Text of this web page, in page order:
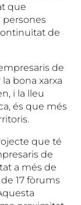
que
persones
de
de
bona xarxa
i la lleu
és que més
que té
de
a més de
17 fòrums